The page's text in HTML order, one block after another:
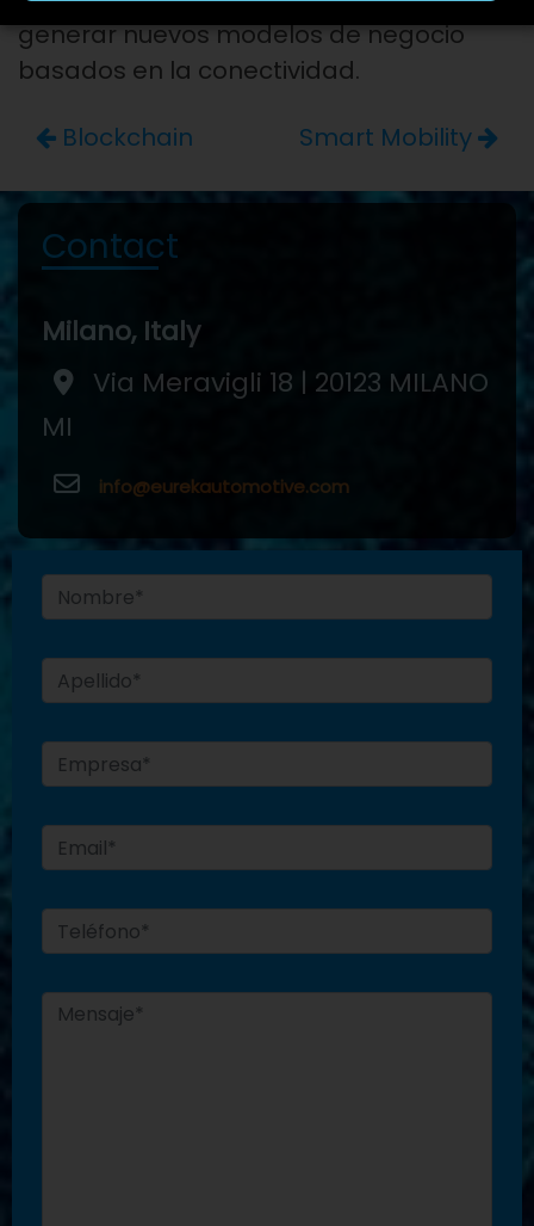
generar nuevos modelos de negocio
basados en la conectividad.
Blockchain
Smart Mobility
Contact
Milano, Italy
Via Meravigli 18 | 20123 MILANO
MI
info@eurekautomotive.com